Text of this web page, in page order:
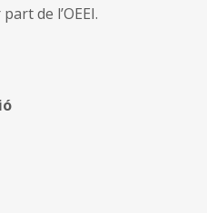
de l’OEEI.